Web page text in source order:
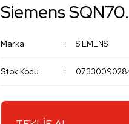
Siemens
Marka SIEMENS
Stok Kodu